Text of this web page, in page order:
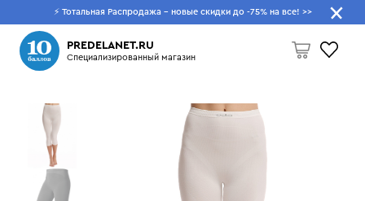
⚡ Тотальная Распродажа - новые скидки до -75% на все! >>
PREDELANET.RU
Специализированный магазин
Пусто
Что будем искать?